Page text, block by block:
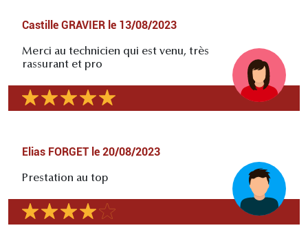
Castille GRAVIER le 13/08/2023
Merci au technicien qui est venu, très
rassurant et pro
Elias FORGET le 20/08/2023
Prestation au top